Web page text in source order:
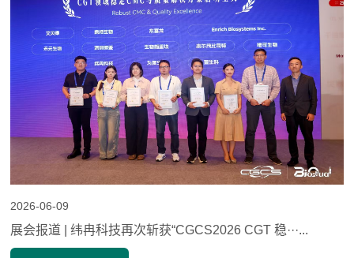
2026-06-09
展会报道 | 纬冉科技再次斩获“CGCS2026 CGT 稳···...